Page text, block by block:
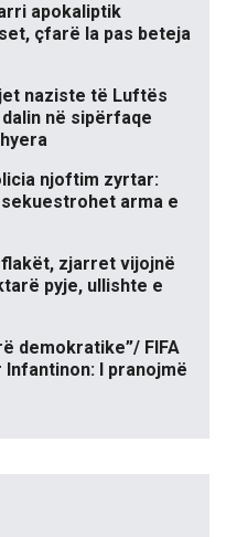
apokaliptik
çfarë la pas beteja
naziste të Luftës
në sipërfaqe
njoftim zyrtar:
arma e
zjarret vijojnë
pyje, ullishte e
demokratike”/ FIFA
I pranojmë